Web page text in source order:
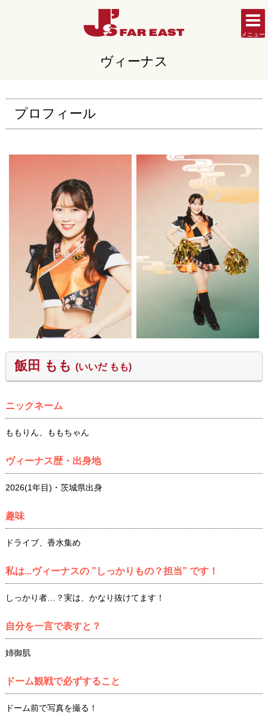
メニュー
ヴィーナス
プロフィール
飯田 もも (いいだ もも)
ニックネーム
ももりん、ももちゃん
ヴィーナス歴・出身地
2026(1年目)・茨城県出身
趣味
ドライブ、香水集め
私は...ヴィーナスの ”しっかりもの？担当” です！
しっかり者…？実は、かなり抜けてます！
自分を一言で表すと？
姉御肌
ドーム観戦で必ずすること
ドーム前で写真を撮る！